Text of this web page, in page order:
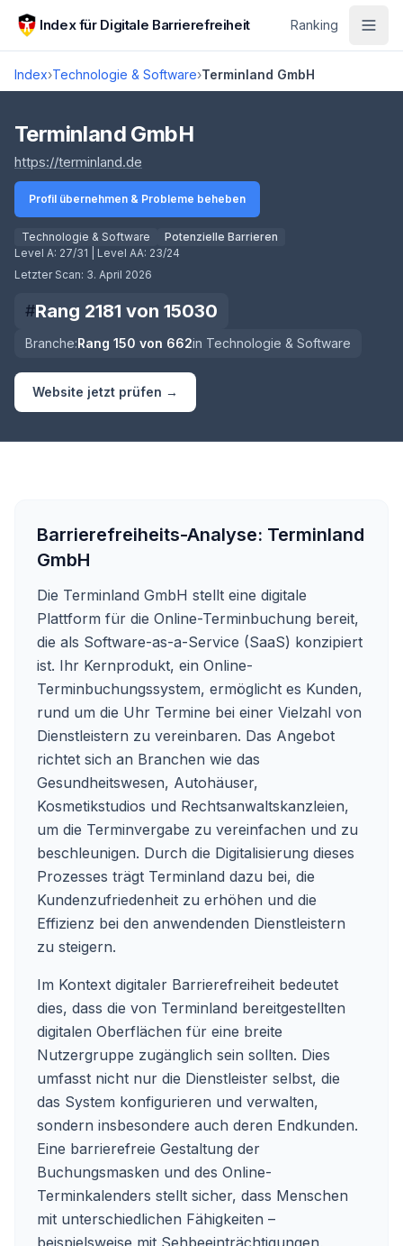
Zum Hauptinhalt springen
Index für Digitale Barrierefreiheit Ranking
Index›Technologie & Software›Terminland GmbH
Score lädt
Terminland GmbH
https://terminland.de
Profil übernehmen & Probleme beheben
Technologie & Software
Potenzielle Barrieren
Level A: 27/31 | Level AA: 23/24
Letzter Scan: 3. April 2026
#Rang 2181 von 15030
Branche:Rang 150 von 662in Technologie & Software
Website jetzt prüfen →
Barrierefreiheits-Analyse: Terminland
GmbH
Die Terminland GmbH stellt eine digitale
Plattform für die Online-Terminbuchung bereit,
die als Software-as-a-Service (SaaS) konzipiert
ist. Ihr Kernprodukt, ein Online-
Terminbuchungssystem, ermöglicht es Kunden,
rund um die Uhr Termine bei einer Vielzahl von
Dienstleistern zu vereinbaren. Das Angebot
richtet sich an Branchen wie das
Gesundheitswesen, Autohäuser,
Kosmetikstudios und Rechtsanwaltskanzleien,
um die Terminvergabe zu vereinfachen und zu
beschleunigen. Durch die Digitalisierung dieses
Prozesses trägt Terminland dazu bei, die
Kundenzufriedenheit zu erhöhen und die
Effizienz bei den anwendenden Dienstleistern
zu steigern.
Im Kontext digitaler Barrierefreiheit bedeutet
dies, dass die von Terminland bereitgestellten
digitalen Oberflächen für eine breite
Nutzergruppe zugänglich sein sollten. Dies
umfasst nicht nur die Dienstleister selbst, die
das System konfigurieren und verwalten,
sondern insbesondere auch deren Endkunden.
Eine barrierefreie Gestaltung der
Buchungsmasken und des Online-
Terminkalenders stellt sicher, dass Menschen
mit unterschiedlichen Fähigkeiten –
beispielsweise mit Sehbeeinträchtigungen,